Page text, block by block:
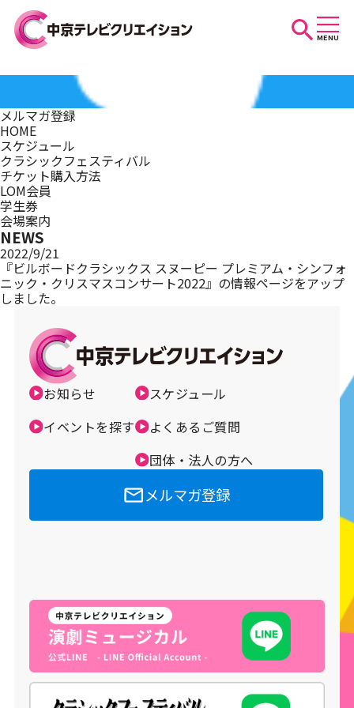
MENU
お知らせ
スケジュール
イベントを探す
団体・法人の方へ
メルマガ登録
メルマガ登録
HOME
スケジュール
クラシックフェスティバル
チケット購入方法
LOM会員
学生券
会場案内
NEWS
2022/9/21
『ビルボードクラシックス スヌーピー プレミアム・シンフォ
ニック・クリスマスコンサート2022』の情報ページをアップ
しました。
お知らせ
イベントを探す
スケジュール
よくあるご質問
団体・法人の方へ
メルマガ登録